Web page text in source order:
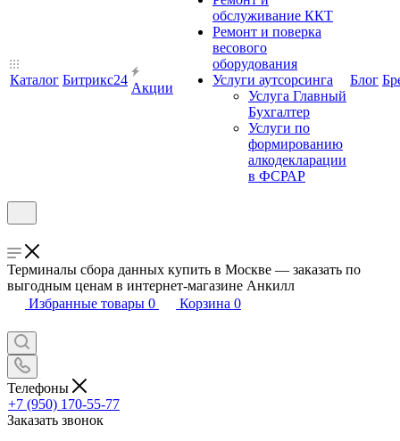
Каталог Битрикс24
Акции
обслуживание ККТ
Ремонт и поверка
весового
оборудования
Услуги аутсорсинга
Услуга Главный
Бухгалтер
Услуги по
формированию
алкодекларации
в ФСРАР
Блог
Терминалы сбора данных купить в Москве — заказать по
выгодным ценам в интернет-магазине Анкилл
Избранные товары 0 Корзина 0
Телефоны
+7 (950) 170-55-77
Заказать звонок